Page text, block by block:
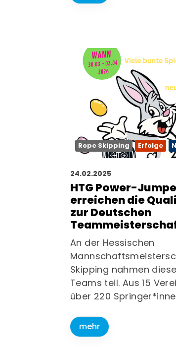
Rope Skipping Erfolge
24.02.2025
HTG Power-
erreichen die
zur Deutschen
An der Hessischen
Skipping nahmen
Teams teil. Aus 15
über 220
mehr